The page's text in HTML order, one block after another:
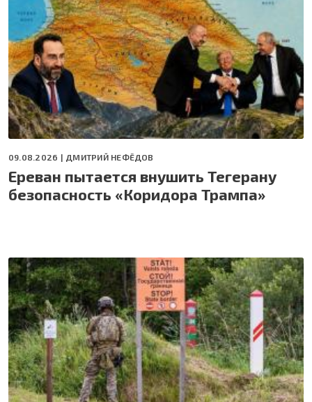
09.08.2026 | ДМИТРИЙ НЕФЁДОВ
Ереван пытается внушить Тегерану
безопасность «Коридора Трампа»